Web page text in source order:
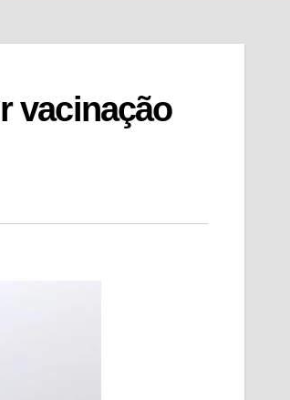
vacinação